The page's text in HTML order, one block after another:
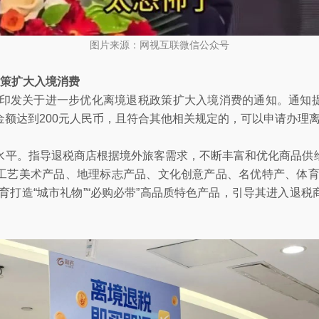
图片来源：网视互联微信公众号
扩大入境消费
发关于进一步优化离境退税政策扩大入境消费的通知。通知
达到200元人民币，且符合其他相关规定的，可以申请办理
。指导退税商店根据境外旅客需求，不断丰富和优化商品
艺美术产品、地理标志产品、文化创意产品、名优特产、体
打造“城市礼物”“必购必带”高品质特色产品，引导其进入退